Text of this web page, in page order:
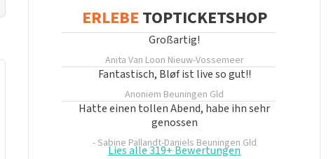
ERLEBE TOPTICKETSHOP
Großartig!
Anita Van Loon Nieuw-Vossemeer
Fantastisch, Bløf ist live so gut!!
Anoniem Beuningen Gld
Hatte einen tollen Abend, habe ihn sehr
genossen
- Sabine Pallandt-Daniels Beuningen Gld
Lies alle 319+ Bewertungen